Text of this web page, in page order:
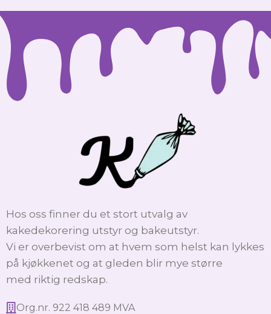
Hos oss finner du et stort utvalg av
kakedekorering utstyr og bakeutstyr.
Vi er overbevist om at hvem som helst kan lykkes
på kjøkkenet og at gleden blir mye større
med riktig redskap.
Org.nr. 922 418 489 MVA